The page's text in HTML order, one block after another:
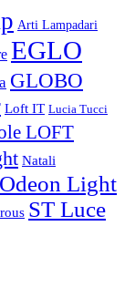
Arti Lampadari
EGLO
GLOBO
Loft IT Lucia Tucci
LOFT
Natali
Odeon Light
ST Luce